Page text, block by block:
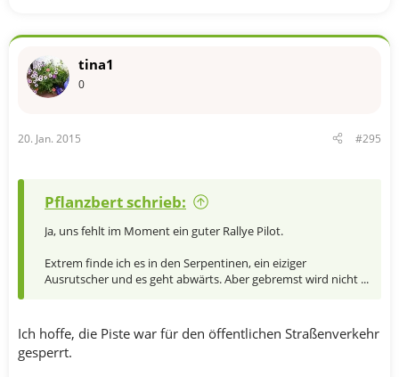
tina1
0
20. Jan. 2015 #295
Pflanzbert schrieb:
Ja, uns fehlt im Moment ein guter Rallye Pilot.
Extrem finde ich es in den Serpentinen, ein eiziger
Ausrutscher und es geht abwärts. Aber gebremst wird nicht ...
Ich hoffe, die Piste war für den öffentlichen Straßenverkehr
gesperrt.